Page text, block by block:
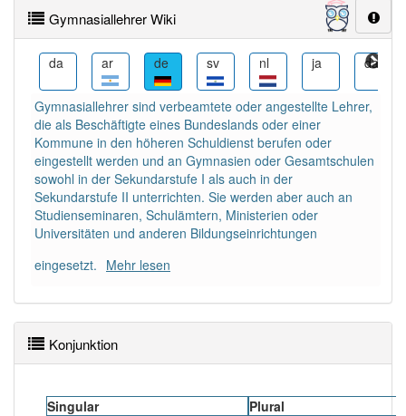
×
Wörter, die mit "-rer" enden, haben fast immer
Artikel:der.
DER:683
DIE:0
DAS:1Ausnahmen Beispiele
PowerIndex:5
Häufigkeit: 4 von 10
Wörter mit Endung-gymnasiallehreraber mit einem
Gymnasiallehrer Wiki
da ar de sv nl ja da
Gymnasiallehrer sind verbeamtete oder angestellte Lehrer,
die als Beschäftigte eines Bundeslands oder einer
Kommune in den höheren Schuldienst berufen oder
eingestellt werden und an Gymnasien oder Gesamtschulen
sowohl in der Sekundarstufe I als auch in der
Sekundarstufe II unterrichten. Sie werden aber auch an
Studienseminaren, Schulämtern, Ministerien oder
Universitäten und anderen Bildungseinrichtungen
eingesetzt. Mehr lesen
Konjunktion
Singular Plural